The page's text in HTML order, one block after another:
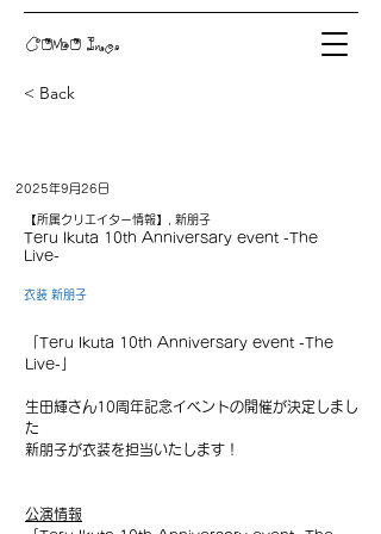
COMO Inc.
< Back
2025年9月26日
【所属クリエイター情報】, 新朋子
Teru Ikuta 10th Anniversary event -The
Live-
衣装 新朋子
「Teru Ikuta 10th Anniversary event -The
Live-」
生田輝さん10周年記念イベントの開催が決定しまし
た
新朋子が衣装を担当いたします！
公演情報